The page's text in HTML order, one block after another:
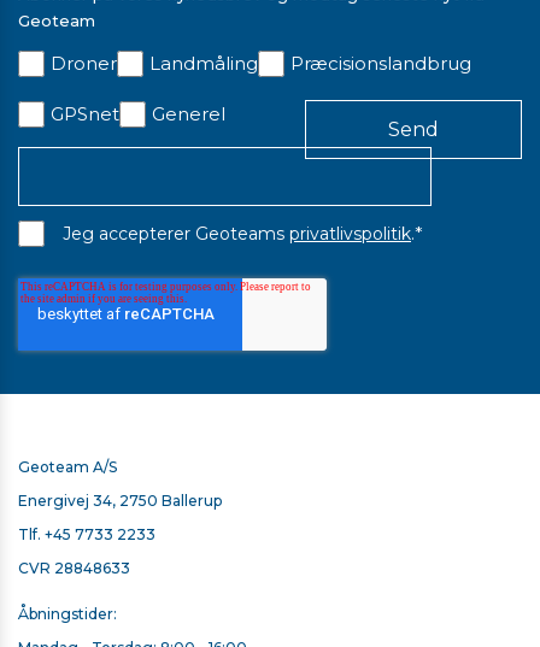
På lager
TSC7 SACCI-BÆLTE - FLIP UP
Ring for en pris
Geoteam
Droner Landmåling Præcisionslandbrug
GPSnet Generel
Jeg accepterer Geoteams privatlivspolitik.*
Geoteam A/S
Energivej 34, 2750 Ballerup
Tlf. +45 7733 2233
CVR 28848633
Åbningstider: